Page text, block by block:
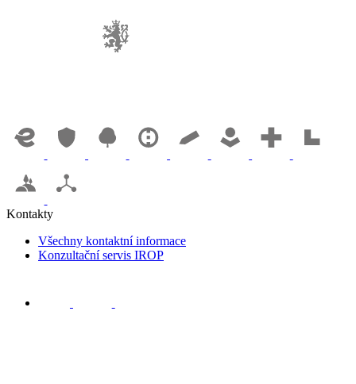
Kontakty
Všechny kontaktní informace
Konzultační servis IROP